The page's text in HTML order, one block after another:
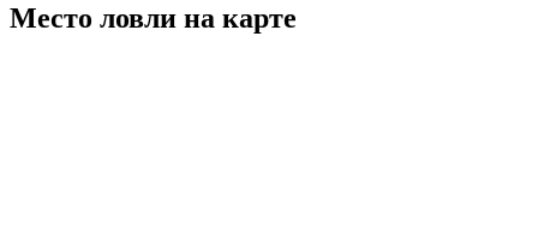
Место ловли на карте